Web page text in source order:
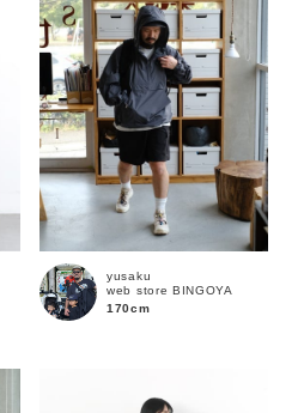
yusaku
web store BINGOYA
170cm